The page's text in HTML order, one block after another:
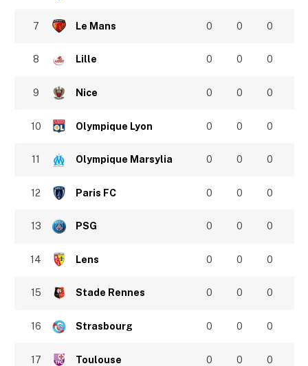
7 Le Mans 0 0 0
8 Lille 0 0 0
9 Nice 0 0 0
10 Olympique Lyon 0 0 0
11 Olympique Marsylia 0 0 0
12 Paris FC 0 0 0
13 PSG 0 0 0
14 Lens 0 0 0
15 Stade Rennes 0 0 0
16 Strasbourg 0 0 0
17 Toulouse 0 0 0